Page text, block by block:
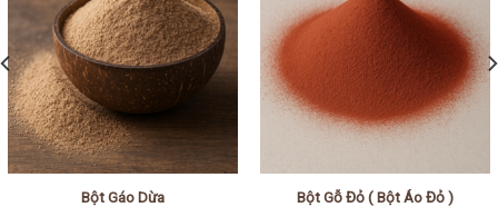
Bột Gáo Dừa Bột Gỗ Đỏ ( Bột Áo Đỏ )